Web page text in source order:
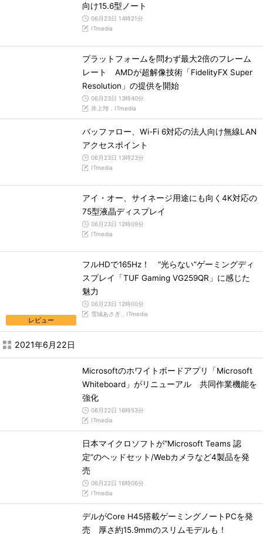
向け15.6型ノート
06月23日 14時21分
ITmedia
プラットフォームを問わず最大2倍のフレーム
レート AMDが超解像技術「FidelityFX Super
Resolution」の提供を開始
06月23日 13時40分
井上翔，ITmedia
バッファロー、Wi-Fi 6対応の法人向け無線LAN
アクセスポイント
06月23日 13時23分
ITmedia
アイ・オー、サイネージ用途にも向く4K対応の
75型液晶ディスプレイ
06月23日 12時09分
ITmedia
レビュー
フルHDで165Hz！ “光らない”ゲーミングディ
スプレイ「TUF Gaming VG259QR」に感じた
魅力
06月23日 12時00分
雪城あさぎ，ITmedia
2021年6月22日
Microsoftのホワイトボードアプリ「Microsoft
Whiteboard」がリニューアル 共同作業機能を
強化
06月22日 16時53分
ITmedia
日本マイクロソフトが“Microsoft Teams 認
定”のヘッドセット/Webカメラなど4製品を発
売
06月22日 16時06分
ITmedia
デルがCore H45搭載ゲーミングノートPCを発
売 厚さ約15.9mmのスリムモデルも！